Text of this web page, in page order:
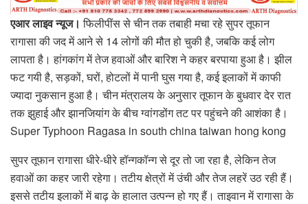
एआर लाइव न्यूज।फिलीपींस से चीन तक तबाही मचा रहे सुपर तूफान
रागासा की जद में आने से 14 लोगों की मौत हो चुकी है, जबकि कई लोग
लापता है। हांगकांग में तेज हवाओं और बारिश ने कहर बरपाया हुआ है। झील
फट गयी है, सड़कों, घरों, होटलों में पानी घुस गया है, कई इलाकों में काफी
ज्यादा नुकसान हुआ है। चीन मंत्रालय के अनुसार तूफान के बुधवार देर रात
तक झुहाई और झानजियांग के बीच ग्वांगडोंग तट पर पहुंचने की आशंका है।
Super Typhoon Ragasa in south china taiwan hong kong
सुपर तूफान रागासा धीरे-धीरे हॉन्गकॉन्ग से दूर तो जा रहा है, लेकिन तेज
हवाओं का कहर जारी रहेगा। तटीय क्षेत्रों में उंची और तेज लहरें उठ रही हैं।
इससे तटीय इलाकों में बाढ़ के हालात उत्पन्न हो गए हैं। ताइवान में रागासा के